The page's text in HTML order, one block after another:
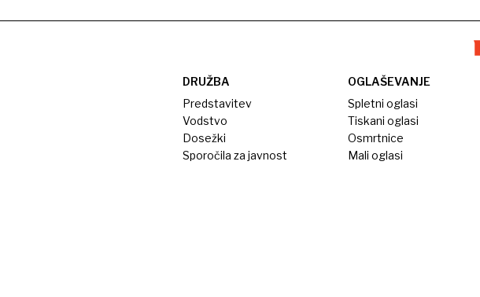
DRUŽBA
Predstavitev
Vodstvo
Dosežki
Sporočila za javnost
OGLAŠEVANJE
Spletni oglasi
Tiskani oglasi
Osmrtnice
Mali oglasi